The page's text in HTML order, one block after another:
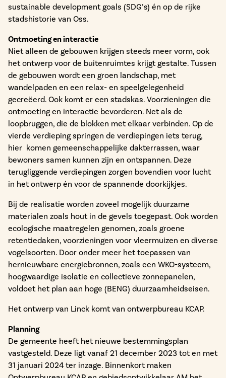
sustainable development goals (SDG’s) én op de rijke
stadshistorie van Oss.
Ontmoeting en interactie
Niet alleen de gebouwen krijgen steeds meer vorm, ook
het ontwerp voor de buitenruimtes krijgt gestalte. Tussen
de gebouwen wordt een groen landschap, met
wandelpaden en een relax- en speelgelegenheid
gecreëerd. Ook komt er een stadskas. Voorzieningen die
ontmoeting en interactie bevorderen. Net als de
loopbruggen, die de blokken met elkaar verbinden. Op de
vierde verdieping springen de verdiepingen iets terug,
hier komen gemeenschappelijke dakterrassen, waar
bewoners samen kunnen zijn en ontspannen. Deze
terugliggende verdiepingen zorgen bovendien voor lucht
in het ontwerp én voor de spannende doorkijkjes.
Bij de realisatie worden zoveel mogelijk duurzame
materialen zoals hout in de gevels toegepast. Ook worden
ecologische maatregelen genomen, zoals groene
retentiedaken, voorzieningen voor vleermuizen en diverse
vogelsoorten. Door onder meer het toepassen van
hernieuwbare energiebronnen, zoals een WKO-systeem,
hoogwaardige isolatie en collectieve zonnepanelen,
voldoet het plan aan hoge (BENG) duurzaamheidseisen.
Het ontwerp van Linck komt van ontwerpbureau KCAP.
Planning
De gemeente heeft het nieuwe bestemmingsplan
vastgesteld. Deze ligt vanaf 21 december 2023 tot en met
31 januari 2024 ter inzage. Binnenkort maken